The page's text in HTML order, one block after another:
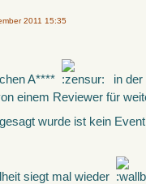
2011 15:35
A****
in
einem Reviewer für
wurde ist kein
siegt mal wieder